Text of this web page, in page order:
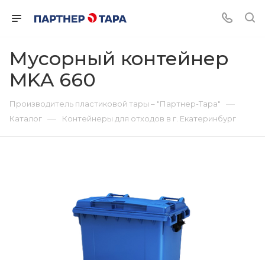
Мусорный контейнер
MKA 660
Производитель пластиковой тары – "Партнер-Тара" —
Каталог — Контейнеры для отходов в г. Екатеринбург